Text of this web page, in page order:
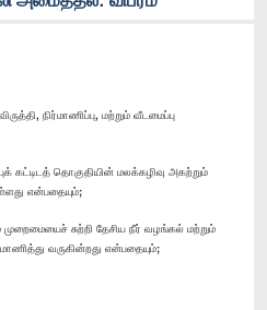
நிர்மாணிப்பு, மற்றும் வீடமைப்பு
தொகுதியின் மலக்கழிவு அகற்றும்
என்பதையும்;
சுற்றி தேசிய நீர் வழங்கல் மற்றும்
வருகின்றது என்பதையும்;